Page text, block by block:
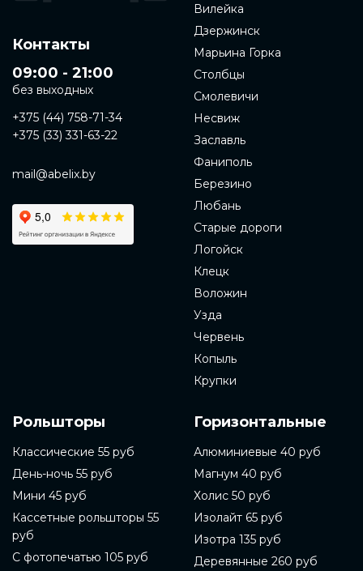
Контакты
09:00 - 21:00
без выходных
+375 (44) 758-71-34
+375 (33) 331-63-22
mail@abelix.by
Вилейка
Дзержинск
Марьина Горка
Столбцы
Смолевичи
Несвиж
Заславль
Фаниполь
Березино
Любань
Старые дороги
Логойск
Клецк
Воложин
Узда
Червень
Копыль
Крупки
Рольшторы
Классические 55 руб
День-ночь 55 руб
Мини 45 руб
Кассетные рольшторы 55
руб
С фотопечатью 105 руб
Горизонтальные
Алюминиевые 40 руб
Магнум 40 руб
Холис 50 руб
Изолайт 65 руб
Изотра 135 руб
Деревянные 260 руб